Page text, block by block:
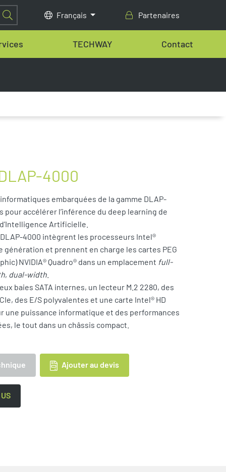
Français Partenaires
TECHWAY Contact
4000
embarquées de la gamme DLAP-
pour accélérer l’inférence du deep learning de
Artificielle.
4000 intègrent les processeurs Intel®
génération et prennent en charge les cartes PEG
NVIDIA® Quadro® dans un emplacement full-
, dual-width
baies SATA internes, un lecteur M.2 2280, des
des E/S polyvalentes et une carte Intel® HD
une puissance informatique et des performances
le tout dans un châssis compact.
Ajouter au devis